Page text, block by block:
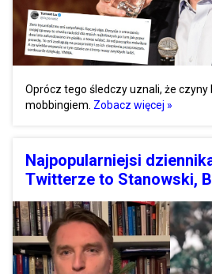
Oprócz tego śledczy uznali, że czyny
mobbingiem. Zobacz więcej »
Najpopularniejsi
Twitterze to Stanowski,